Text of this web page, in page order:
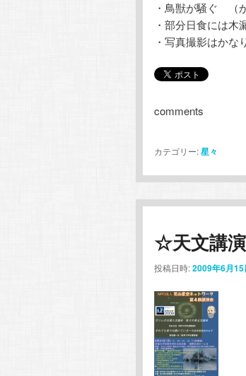
・鳥獣が騒ぐ （
・部分日食には
・写真撮影はか
comments
カテゴリー:星々
☆天文講
投稿日時:2009年6月15